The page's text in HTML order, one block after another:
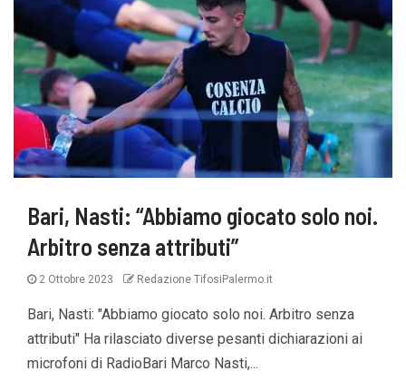
Bari, Nasti: “Abbiamo giocato solo noi.
Arbitro senza attributi”
2 Ottobre 2023 Redazione TifosiPalermo.it
Bari, Nasti: "Abbiamo giocato solo noi. Arbitro senza
attributi" Ha rilasciato diverse pesanti dichiarazioni ai
microfoni di RadioBari Marco Nasti,...